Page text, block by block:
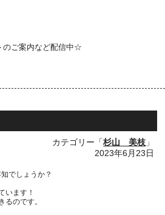
のご案内など配信中☆
カテゴリー「杉山 美枝 」
2023年6月23日
でしょうか？
います！
るのです。